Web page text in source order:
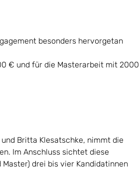
besonders hervorgetan
€ und für die Masterarbeit mit 2000
Britta Klesatschke, nimmt die
Im Anschluss sichtet diese
drei bis vier Kandidatinnen